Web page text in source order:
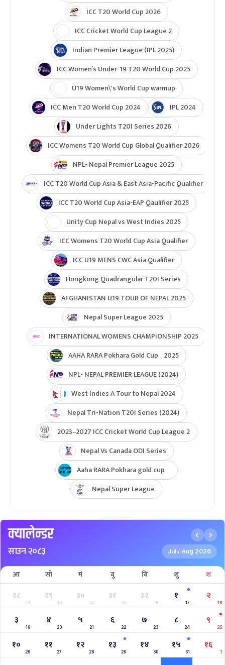
ICC T20 World Cup 2026
ICC Cricket World Cup League 2
Indian Premier League (IPL 2025)
ICC Women’s Under-19 T20 World Cup 2025
U19 Women\'s World Cup warmup
ICC Men T20 World Cup 2024
IPL 2024
Under Lights T20I Series 2026
ICC Womens T20 World Cup Global Qualifier 2026
NPL- Nepal Premier League 2025
ICC T20 World Cup Asia & East Asia-Pacific Qualifier
ICC T20 World Cup Asia-EAP Qaulifier 2025
Unity Cup Nepal vs West Indies 2025
ICC Womens T20 World Cup Asia Qualifier
ICC U19 MENS CWC Asia Qualifier
Hongkong Quadrangular T20I Series
AFGHANISTAN U19 TOUR OF NEPAL 2025
Nepal Super League 2025
INTERNATIONAL WOMENS CHAMPIONSHIP 2025
AAHA RARA Pokhara Gold Cup 2025
NPL- NEPAL PREMIER LEAGUE (2024)
West Indies A Tour to Nepal 2024
Nepal Tri-Nation T20I Series (2024)
2023–2027 ICC Cricket World Cup League 2
Nepal Vs Canada ODI Series
Aaha RARA Pokhara gold cup
Nepal Super League
क्यालेन्डर
साउन २०८३ Jul / Aug 2026
आ सो मं बु बि शु श
२८
12
२९
13
३०
14
३१
15
३२
16
१
17
२
18
३
19
४
20
५
21
६
22
७
23
८
24
९
25
१०
26
११
27
१२
28
१३
29
१४
30
१५
31
१६
1